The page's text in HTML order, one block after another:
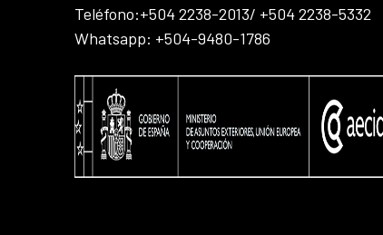
Teléfono:+504 2238-2013/ +504 2238-5332
Whatsapp: +504-9480-1786